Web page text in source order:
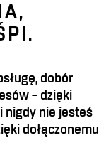
dobór
– dzięki
nigdy nie jesteś
dołączonemu